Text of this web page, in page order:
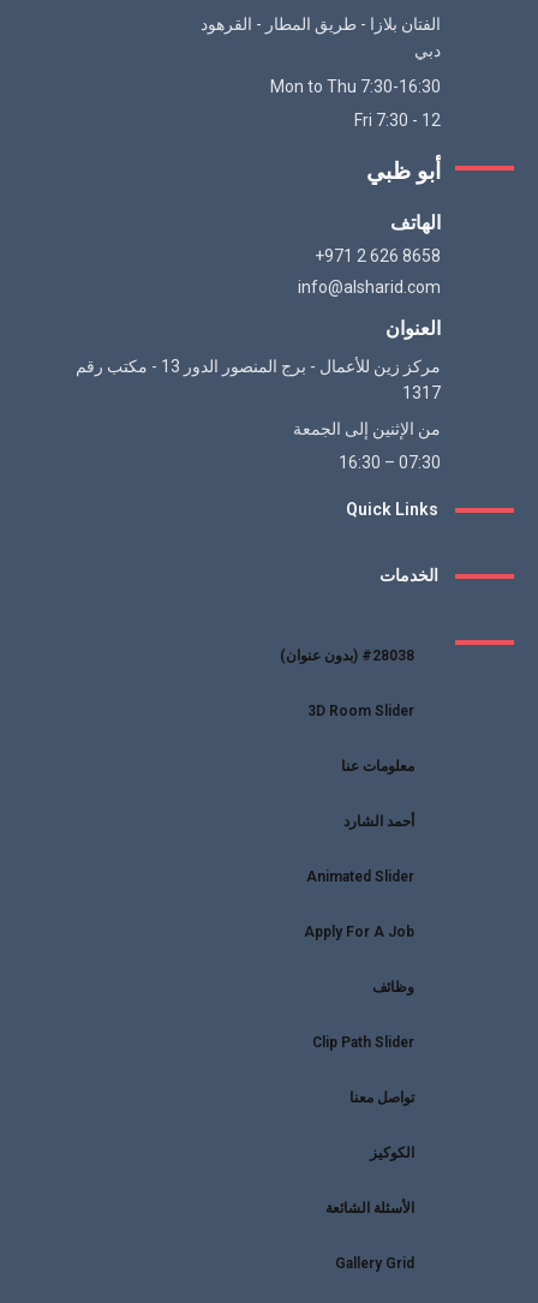
الفتان بلازا - طريق المطار - القرهود
دبي
Mon to Thu 7:30-16:30
Fri 7:30 - 12
أبو ظبي
الهاتف
+971 2 626 8658
info@alsharid.com
العنوان
مركز زين للأعمال - برج المنصور الدور 13 - مكتب رقم
1317
من الإثنين إلى الجمعة
07:30 – 16:30
Quick Links
الخدمات
#28038 (بدون عنوان)
3D Room Slider
معلومات عنا
أحمد الشارد
Animated Slider
Apply For A Job
وظائف
Clip Path Slider
تواصل معنا
الكوكيز
الأسئلة الشائعة
Gallery Grid